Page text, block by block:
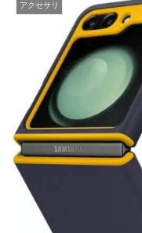
アクセサリ